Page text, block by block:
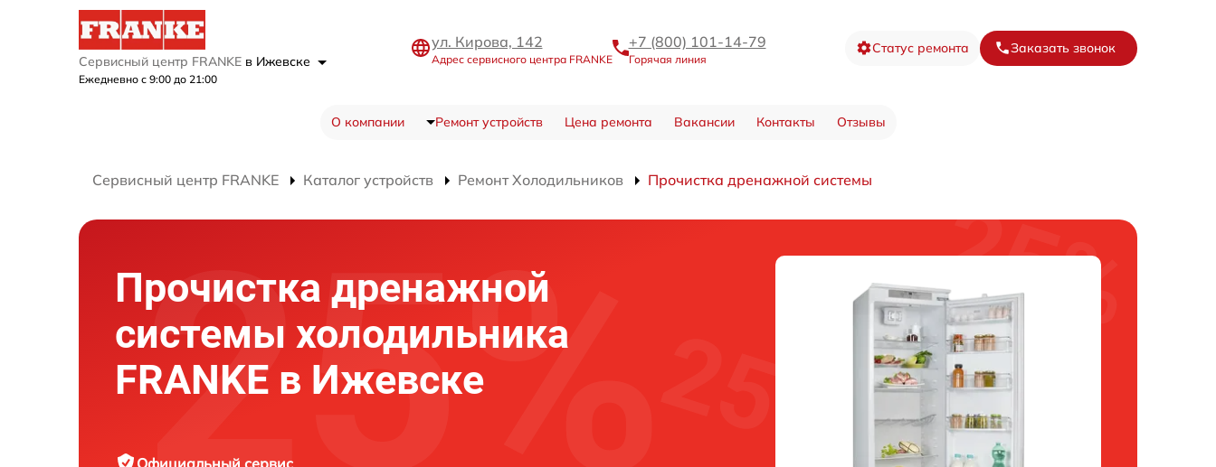
Сервисный центр FRANKE в Ижевске
Ежедневно с 9:00 до 21:00
ул. Кирова, 142
Адрес сервисного центра FRANKE
+7 (800) 101-14-79
Горячая линия
Статус ремонта Заказать звонок
О компании Ремонт устройств Цена ремонта Вакансии Контакты Отзывы
Сервисный центр FRANKE Каталог устройств Ремонт Холодильников Прочистка дренажной системы
Прочистка дренажной
системы холодильника
FRANKE в Ижевске